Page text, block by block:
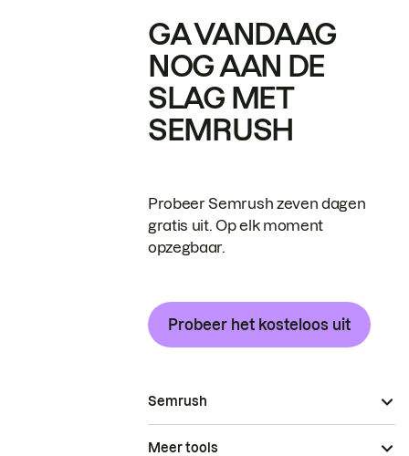
GA VANDAAG
NOG AAN DE
SLAG MET
SEMRUSH
Probeer Semrush zeven dagen
gratis uit. Op elk moment
opzegbaar.
Probeer het kosteloos uit
Semrush
Meer tools